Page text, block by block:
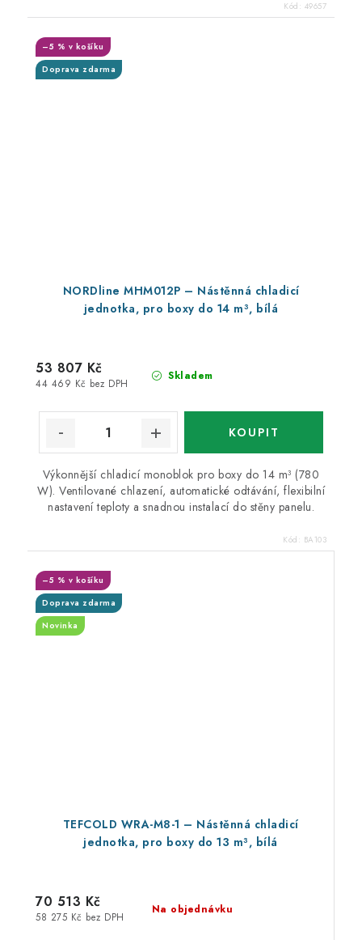
Kód: 49657
NORDline MHM012P – Nástěnná chladicí
jednotka, pro boxy do 14 m³, bílá
Doprava zdarma
–5 % v košíku
Skladem
44 469 Kč bez DPH
53 807 Kč
Výkonnější chladicí monoblok pro boxy do 14 m³ (780
W). Ventilované chlazení, automatické odtávání, flexibilní
nastavení teploty a snadnou instalací do stěny panelu.
Kód: BA103
TEFCOLD WRA-M8-1 – Nástěnná chladicí
jednotka, pro boxy do 13 m³, bílá
Doprava zdarma
Novinka
–5 % v košíku
Na objednávku
58 275 Kč bez DPH
70 513 Kč